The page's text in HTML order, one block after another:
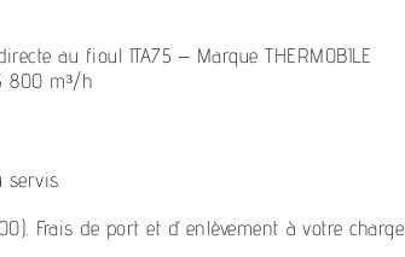
au fioul ITA75 – Marque THERMOBILE
800 m³/h
servis.
Frais de port et d’enlèvement à votre charge.